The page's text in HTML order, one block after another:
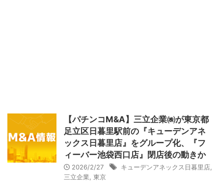
【パチンコM&A】三立企業㈱が東京都
足立区日暮里駅前の『キューデンアネ
ックス日暮里店』をグループ化、『フ
ィーバー池袋西口店』閉店後の動きか
2026/2/27 キューデンアネックス日暮里店
三立企業 東京